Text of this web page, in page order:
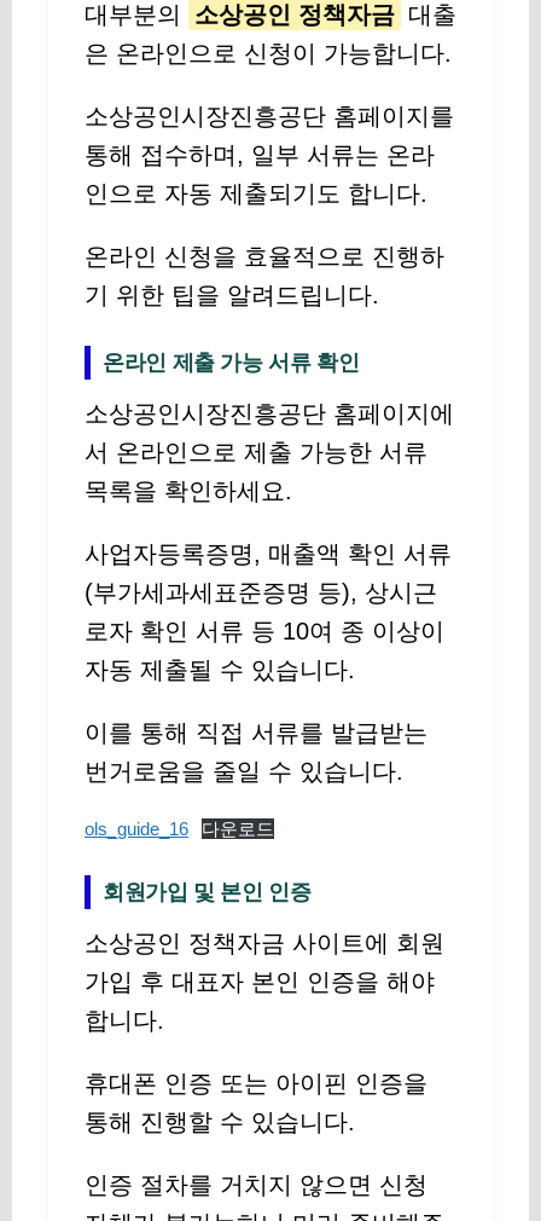
대부분의 소상공인 정책자금 대출
은 온라인으로 신청이 가능합니다.
소상공인시장진흥공단 홈페이지를
통해 접수하며, 일부 서류는 온라
인으로 자동 제출되기도 합니다.
온라인 신청을 효율적으로 진행하
기 위한 팁을 알려드립니다.
온라인 제출 가능 서류 확인
소상공인시장진흥공단 홈페이지에
서 온라인으로 제출 가능한 서류
목록을 확인하세요.
사업자등록증명, 매출액 확인 서류
(부가세과세표준증명 등), 상시근
로자 확인 서류 등 10여 종 이상이
자동 제출될 수 있습니다.
이를 통해 직접 서류를 발급받는
번거로움을 줄일 수 있습니다.
ols_guide_16 다운로드
회원가입 및 본인 인증
소상공인 정책자금 사이트에 회원
가입 후 대표자 본인 인증을 해야
합니다.
휴대폰 인증 또는 아이핀 인증을
통해 진행할 수 있습니다.
인증 절차를 거치지 않으면 신청